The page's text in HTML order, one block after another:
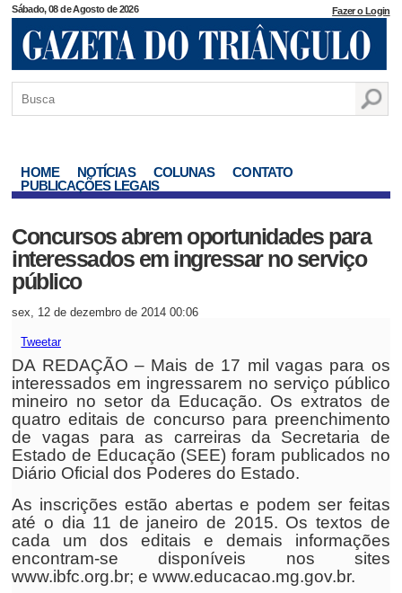
Sábado, 08 de Agosto de 2026 Fazer o Login
HOME NOTÍCIAS COLUNAS
CONTATO
PUBLICAÇÕES LEGAIS
Concursos abrem oportunidades para
interessados em ingressar no serviço
público
sex, 12 de dezembro de 2014 00:06
Tweetar
DA REDAÇÃO – Mais de 17 mil vagas para os
interessados em ingressarem no serviço público
mineiro no setor da Educação. Os extratos de
quatro editais de concurso para preenchimento
de vagas para as carreiras da Secretaria de
Estado de Educação (SEE) foram publicados no
Diário Oficial dos Poderes do Estado.
As inscrições estão abertas e podem ser feitas
até o dia 11 de janeiro de 2015. Os textos de
cada um dos editais e demais informações
encontram-se disponíveis nos sites
www.ibfc.org.br; e www.educacao.mg.gov.br.